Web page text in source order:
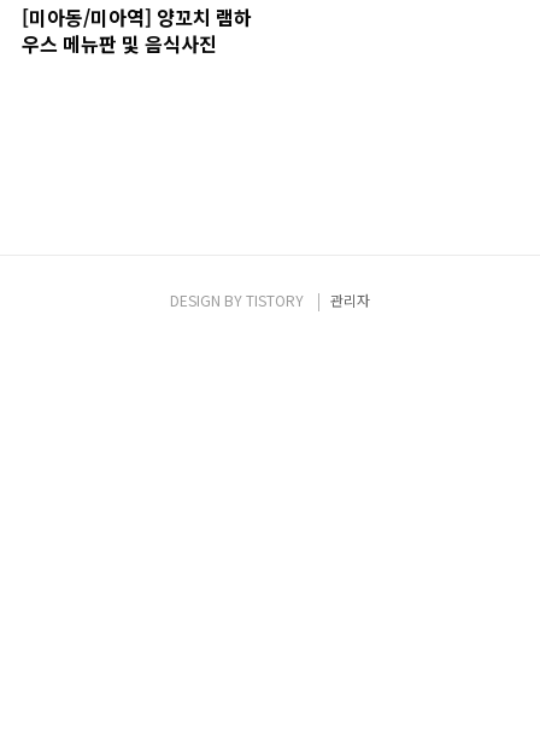
[미아동/미아역] 양꼬치 램하
우스 메뉴판 및 음식사진
DESIGN BYTISTORY 관리자